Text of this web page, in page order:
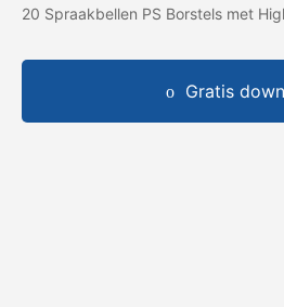
20 Spraakbellen PS Borstels met
Gratis